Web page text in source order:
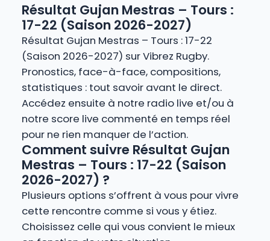
Résultat Gujan Mestras – Tours :
17-22 (Saison 2026-2027)
Résultat Gujan Mestras – Tours : 17-22
(Saison 2026-2027) sur Vibrez Rugby.
Pronostics, face-à-face, compositions,
statistiques : tout savoir avant le direct.
Accédez ensuite à notre radio live et/ou à
notre score live commenté en temps réel
pour ne rien manquer de l’action.
Comment suivre Résultat Gujan
Mestras – Tours : 17-22 (Saison
2026-2027) ?
Plusieurs options s’offrent à vous pour vivre
cette rencontre comme si vous y étiez.
Choisissez celle qui vous convient le mieux